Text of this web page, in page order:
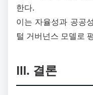
한다.
이는 자율성과 공공
털 거버넌스 모델로
Ⅲ. 결론